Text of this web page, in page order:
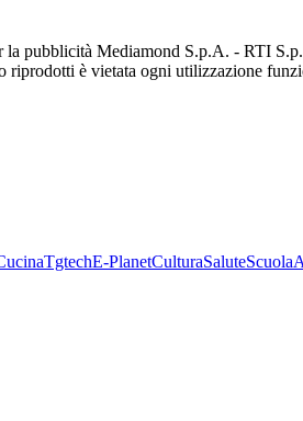
pubblicità Mediamond S.p.A. - RTI
riprodotti è vietata ogni utilizzazione
TgtechE-PlanetCulturaSaluteScuola